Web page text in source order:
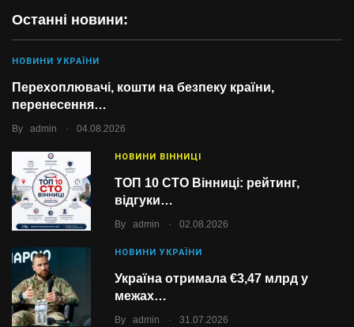
Останні новини:
НОВИНИ УКРАЇНИ
Перехоплювачі, кошти на безпеку країни,
перенесення…
By admin . 04.08.2026
НОВИНИ ВІННИЦІ
ТОП 10 СТО Вінниці: рейтинг,
відгуки…
By admin . 02.08.2026
НОВИНИ УКРАЇНИ
Україна отримала €3,47 млрд у
межах…
By admin . 31.07.2026